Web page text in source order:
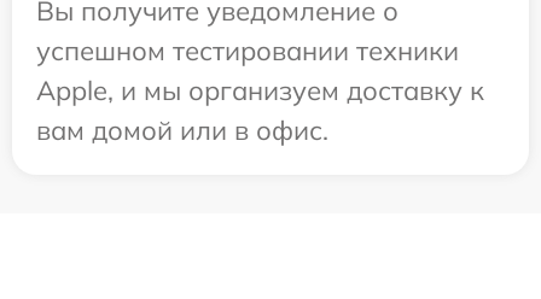
Вы получите уведомление о
успешном тестировании техники
Apple, и мы организуем доставку к
вам домой или в офис.